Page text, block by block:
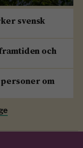
svensk
och
om